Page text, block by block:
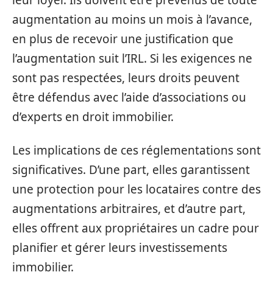
augmentation au moins un mois à l’avance,
en plus de recevoir une justification que
l’augmentation suit l’IRL. Si les exigences ne
sont pas respectées, leurs droits peuvent
être défendus avec l’aide d’associations ou
d’experts en droit immobilier.
Les implications de ces réglementations sont
significatives. D’une part, elles garantissent
une protection pour les locataires contre des
augmentations arbitraires, et d’autre part,
elles offrent aux propriétaires un cadre pour
planifier et gérer leurs investissements
immobilier.